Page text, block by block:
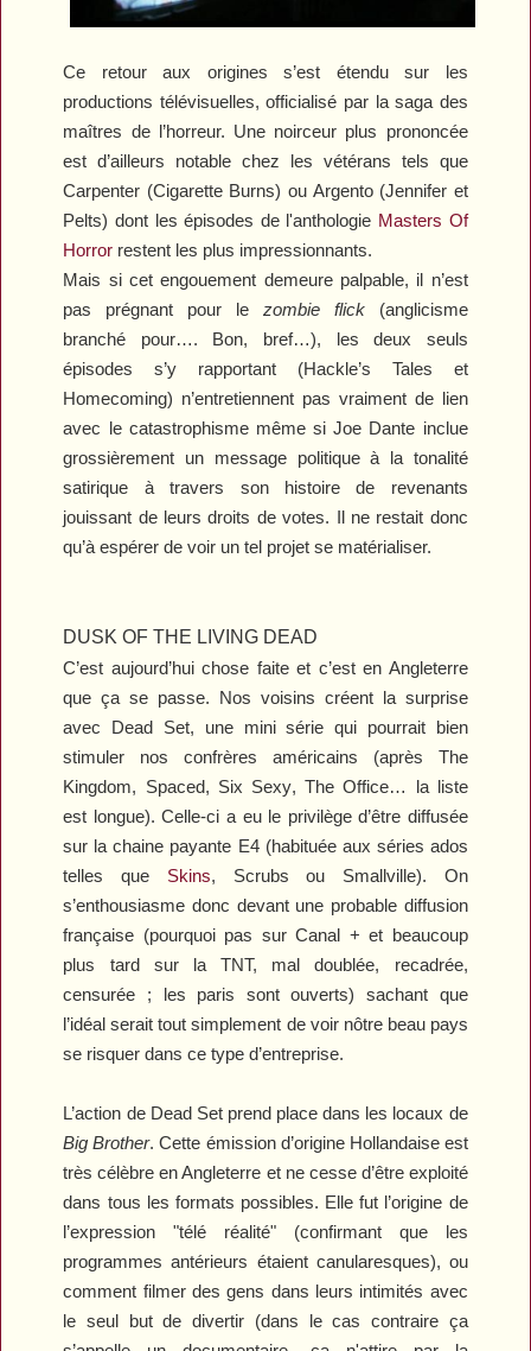
Ce retour aux origines s’est étendu sur les
productions télévisuelles, officialisé par la saga des
maîtres de l’horreur. Une noirceur plus prononcée
est d’ailleurs notable chez les vétérans tels que
Carpenter (Cigarette Burns) ou Argento (Jennifer et
Pelts) dont les épisodes de l'anthologie Masters Of
Horror restent les plus impressionnants.
Mais si cet engouement demeure palpable, il n’est
pas prégnant pour le zombie flick(anglicisme
branché pour…. Bon, bref…), les deux seuls
épisodes s’y rapportant (Hackle’s Tales et
Homecoming) n’entretiennent pas vraiment de lien
avec le catastrophisme même si Joe Dante inclue
grossièrement un message politique à la tonalité
satirique à travers son histoire de revenants
jouissant de leurs droits de votes. Il ne restait donc
qu’à espérer de voir un tel projet se matérialiser.
DUSK OF THE LIVING DEAD
C’est aujourd’hui chose faite et c’est en Angleterre
que ça se passe. Nos voisins créent la surprise
avec Dead Set, une mini série qui pourrait bien
stimuler nos confrères américains (après The
Kingdom, Spaced, Six Sexy,The Office… la liste
est longue). Celle-ci a eu le privilège d’être diffusée
sur la chaine payante E4 (habituée aux séries ados
telles que Skins, Scrubs ou Smallville). On
s’enthousiasme donc devant une probable diffusion
française (pourquoi pas sur Canal + et beaucoup
plus tard sur la TNT, mal doublée, recadrée,
censurée ; les paris sont ouverts) sachant que
l’idéal serait tout simplement de voir nôtre beau pays
se risquer dans ce type d’entreprise.
L’action de Dead Setprend place dans les locaux de
Big Brother. Cette émission d’origine Hollandaise est
très célèbre en Angleterre et ne cesse d’être exploité
dans tous les formats possibles. Elle fut l’origine de
l’expression "télé réalité" (confirmant que les
programmes antérieurs étaient canularesques), ou
comment filmer des gens dans leurs intimités avec
le seul but de divertir (dans le cas contraire ça